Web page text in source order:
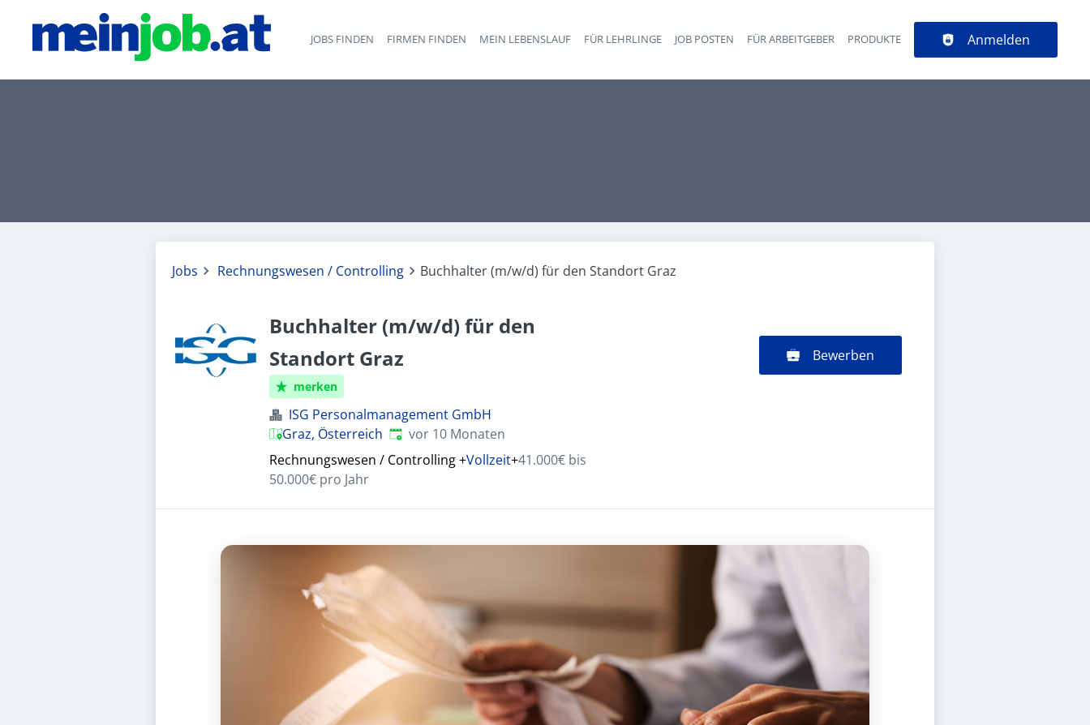
Haupt-Navigation
JOBS FINDEN FIRMEN FINDEN MEIN LEBENSLAUF FÜR LEHRLINGE JOB POSTEN FÜR ARBEITGEBER PRODUKTE Anmelden
Jobs Rechnungswesen / Controlling Buchhalter (m/w/d) für den Standort Graz
Buchhalter (m/w/d) für den
Standort Graz
merken
ISG Personalmanagement GmbH
Graz, Österreich Veröffentlicht:
vor 10 Monaten
Rechnungswesen / Controlling+Vollzeit+41.000€ bis
50.000€ pro Jahr
Bewerben